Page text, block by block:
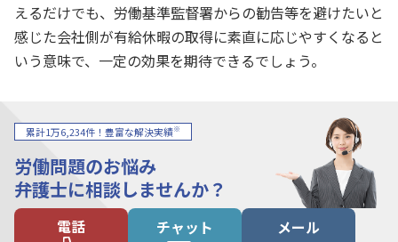
えるだけでも、労働基準監督署からの勧告等を避けたいと
感じた会社側が有給休暇の取得に素直に応じやすくなると
いう意味で、一定の効果を期待できるでしょう。
累計1万6,234件！豊富な解決実績※
労働問題のお悩み
弁護士に相談しませんか？
電話 チャット メール